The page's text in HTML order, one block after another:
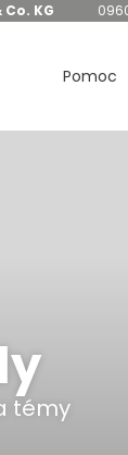
KG
Pomoc
témy